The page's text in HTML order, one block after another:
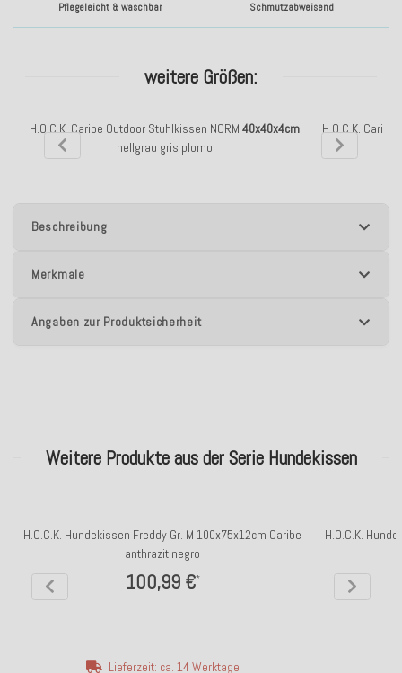
Pflegeleicht & waschbar Schmutzabweisend
weitere Größen:
H.O.C.K. Caribe Outdoor Stuhlkissen NORM 40x40x4cm
hellgrau gris plomo
H.O.C.K.
Beschreibung
Merkmale
Angaben zur Produktsicherheit
Weitere Produkte aus der Serie Hundekissen
H.O.C.K. Hundekissen Freddy Gr. M 100x75x12cm Caribe
anthrazit negro
100,99 €*
Lieferzeit: ca. 14 Werktage
H.O.C.K.